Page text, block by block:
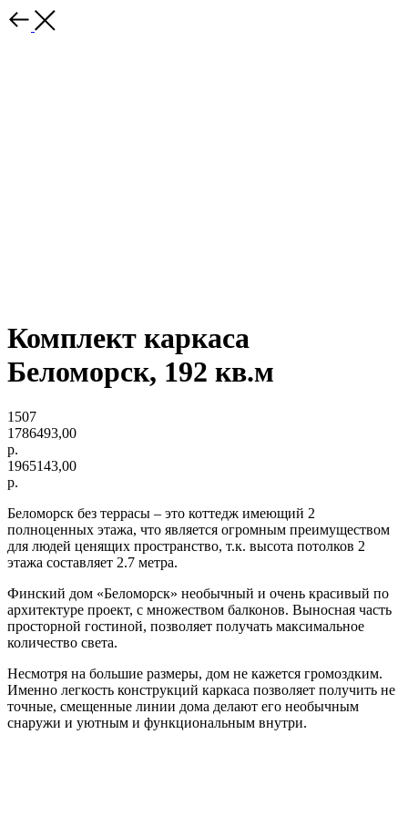
Комплект каркаса
Беломорск, 192 кв.м
1507
1786493,00
р.
1965143,00
р.
Беломорск без террасы – это коттедж имеющий 2
полноценных этажа, что является огромным преимуществом
для людей ценящих пространство, т.к. высота потолков 2
этажа составляет 2.7 метра.
Финский дом «Беломорск» необычный и очень красивый по
архитектуре проект, с множеством балконов. Выносная часть
просторной гостиной, позволяет получать максимальное
количество света.
Несмотря на большие размеры, дом не кажется громоздким.
Именно легкость конструкций каркаса позволяет получить не
точные, смещенные линии дома делают его необычным
снаружи и уютным и функциональным внутри.